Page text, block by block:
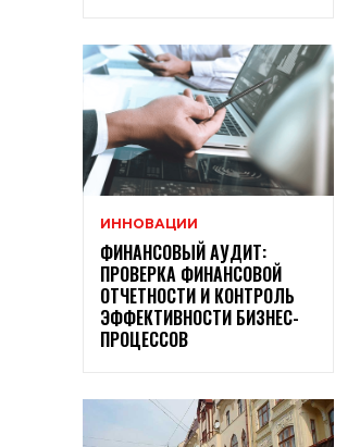
ИННОВАЦИИ
ФИНАНСОВЫЙ АУДИТ:
ПРОВЕРКА ФИНАНСОВОЙ
ОТЧЕТНОСТИ И КОНТРОЛЬ
ЭФФЕКТИВНОСТИ БИЗНЕС-
ПРОЦЕССОВ